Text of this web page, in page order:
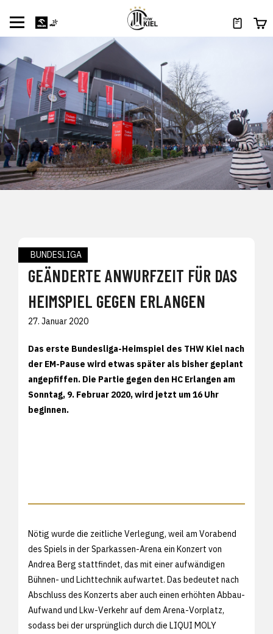
BUNDESLIGA
GEÄNDERTE ANWURFZEIT FÜR DAS
HEIMSPIEL GEGEN ERLANGEN
27. Januar 2020
Das erste Bundesliga-Heimspiel des THW Kiel nach
der EM-Pause wird etwas später als bisher geplant
angepfiffen. Die Partie gegen den HC Erlangen am
Sonntag, 9. Februar 2020, wird jetzt um 16 Uhr
beginnen.
Nötig wurde die zeitliche Verlegung, weil am Vorabend
des Spiels in der Sparkassen-Arena ein Konzert von
Andrea Berg stattfindet, das mit einer aufwändigen
Bühnen- und Lichttechnik aufwartet. Das bedeutet nach
Abschluss des Konzerts aber auch einen erhöhten Abbau-
Aufwand und Lkw-Verkehr auf dem Arena-Vorplatz,
sodass bei der ursprünglich durch die LIQUI MOLY